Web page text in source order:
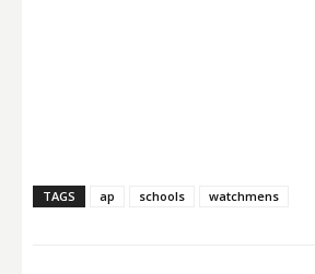
TAGS ap schools watchmens